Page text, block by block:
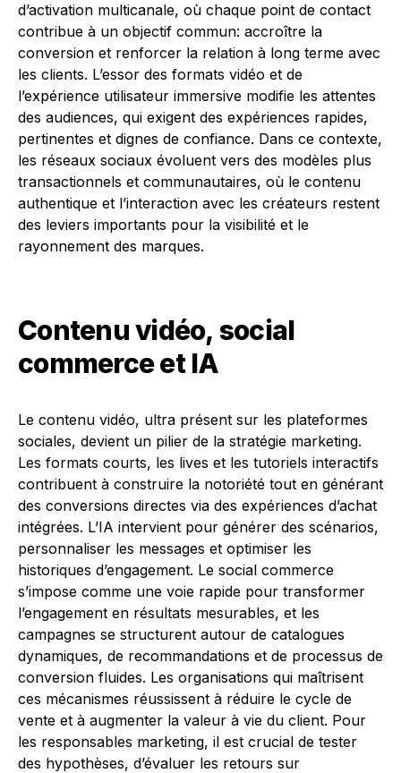
d’activation multicanale, où chaque point de contact
contribue à un objectif commun: accroître la
conversion et renforcer la relation à long terme avec
les clients. L’essor des formats vidéo et de
l’expérience utilisateur immersive modifie les attentes
des audiences, qui exigent des expériences rapides,
pertinentes et dignes de confiance. Dans ce contexte,
les réseaux sociaux évoluent vers des modèles plus
transactionnels et communautaires, où le contenu
authentique et l’interaction avec les créateurs restent
des leviers importants pour la visibilité et le
rayonnement des marques.
Contenu vidéo, social
commerce et IA
Le contenu vidéo, ultra présent sur les plateformes
sociales, devient un pilier de la stratégie marketing.
Les formats courts, les lives et les tutoriels interactifs
contribuent à construire la notoriété tout en générant
des conversions directes via des expériences d’achat
intégrées. L’IA intervient pour générer des scénarios,
personnaliser les messages et optimiser les
historiques d’engagement. Le social commerce
s’impose comme une voie rapide pour transformer
l’engagement en résultats mesurables, et les
campagnes se structurent autour de catalogues
dynamiques, de recommandations et de processus de
conversion fluides. Les organisations qui maîtrisent
ces mécanismes réussissent à réduire le cycle de
vente et à augmenter la valeur à vie du client. Pour
les responsables marketing, il est crucial de tester
des hypothèses, d’évaluer les retours sur